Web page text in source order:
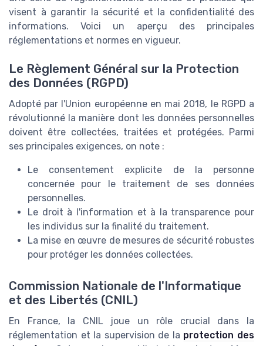
visent à garantir la sécurité et la confidentialité des
informations. Voici un aperçu des principales
réglementations et normes en vigueur.
Le Règlement Général sur la Protection
des Données (RGPD)
Adopté par l'Union européenne en mai 2018, le RGPD a
révolutionné la manière dont les données personnelles
doivent être collectées, traitées et protégées. Parmi
ses principales exigences, on note :
Le consentement explicite de la personne
concernée pour le traitement de ses données
personnelles.
Le droit à l'information et à la transparence pour
les individus sur la finalité du traitement.
La mise en œuvre de mesures de sécurité robustes
pour protéger les données collectées.
Commission Nationale de l'Informatique
et des Libertés (CNIL)
En France, la CNIL joue un rôle crucial dans la
réglementation et la supervision de la protection des